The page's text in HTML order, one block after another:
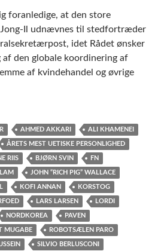
foranledige, at den store
Jong-Il udnævnes til stedfortræder
idet Rådet ønsker
den globale koordinering af
af kvindehandel og øvrige
AHMED AKKARI ALI KHAMENEI
ÅRETS MEST UETISKE PERSONLIGHED
RIIS BJØRN SVIN FN
JOHN “RICH PIG” WALLACE
KOFI ANNAN KORSTOG
LARS LARSEN LORDI
NORDKOREA PAVEN
MUGABE ROBOTSÆLEN PARO
SILVIO BERLUSCONI